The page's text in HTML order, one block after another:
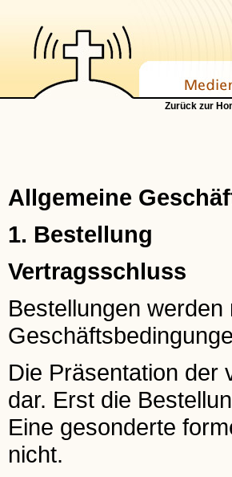
Zurück zur
Allgemeine
1. Bestellung
Vertragsschluss
Bestellungen
Die Präsentation der
dar. Erst die
Eine gesonderte
nicht.